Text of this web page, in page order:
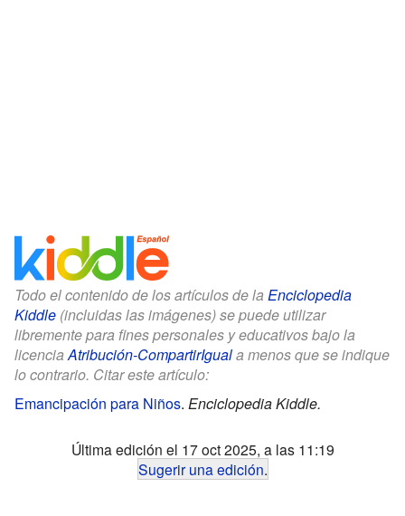
Todo el contenido de los artículos de la Enciclopedia
Kiddle (incluidas las imágenes) se puede utilizar
libremente para fines personales y educativos bajo la
licenciaAtribución-CompartirIguala menos que se indique
lo contrario. Citar este artículo:
Emancipación para Niños. Enciclopedia Kiddle.
Última edición el 17 oct 2025, a las 11:19
Sugerir una edición.